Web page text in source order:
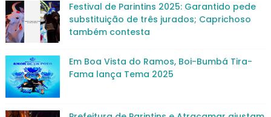
Festival de Parintins 2025: Garantido pede
substituição de três jurados; Caprichoso
também contesta
Em Boa Vista do Ramos, Boi-Bumbá Tira-
Fama lança Tema 2025